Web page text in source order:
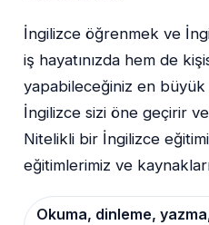
İngilizce öğrenmek ve
iş hayatınızda hem de
yapabileceğiniz en büyük
İngilizce sizi öne geçirir
Nitelikli bir İngilizce
eğitimlerimiz ve
Okuma, dinleme,